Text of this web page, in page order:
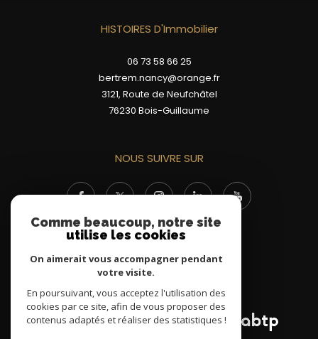
HISTOIRES D'Immobilier
06 73 58 66 25
bertrem.nancy@orange.fr
3121, Route de Neufchâtel
76230
Bois-Guillaume
NOUS SUIVRE SUR
ADHÉRENTS
Comme beaucoup, notre site
utilise les cookies
On aimerait vous accompagner pendant
votre visite.
En poursuivant, vous acceptez l'utilisation des
cookies par ce site, afin de vous proposer des
contenus adaptés et réaliser des statistiques !